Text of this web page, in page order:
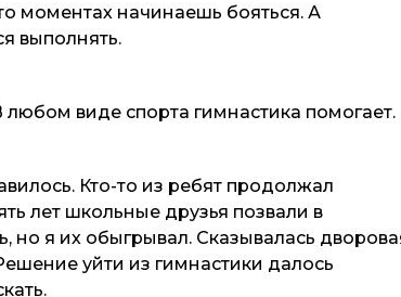
моментах начинаешь бояться. А
выполнять.
виде спорта гимнастика помогает.
Кто-то из ребят продолжал
лет школьные друзья позвали в
я их обыгрывал. Сказывалась
уйти из гимнастики далось